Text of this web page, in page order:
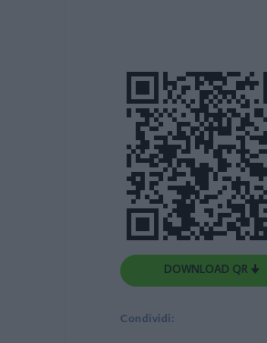
DOWNLOAD QR 🠋
Condividi: